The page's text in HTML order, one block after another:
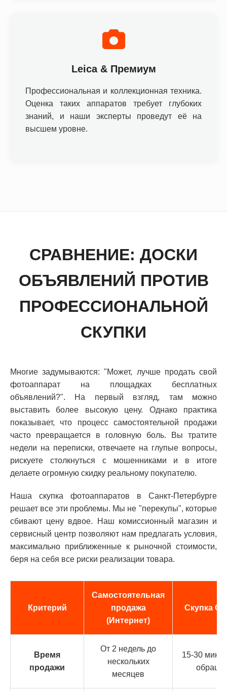
Leica & Премиум
Профессиональная и коллекционная техника.
Оценка таких аппаратов требует глубоких
знаний, и наши эксперты проведут её на
высшем уровне.
СРАВНЕНИЕ: ДОСКИ
ОБЪЯВЛЕНИЙ ПРОТИВ
ПРОФЕССИОНАЛЬНОЙ
СКУПКИ
Многие задумываются: "Может, лучше продать свой
фотоаппарат на площадках бесплатных
объявлений?". На первый взгляд, там можно
выставить более высокую цену. Однако практика
показывает, что процесс самостоятельной продажи
часто превращается в головную боль. Вы тратите
недели на переписки, отвечаете на глупые вопросы,
рискуете столкнуться с мошенниками и в итоге
делаете огромную скидку реальному покупателю.
Наша скупка фотоаппаратов в Санкт-Петербурге
решает все эти проблемы. Мы не "перекупы", которые
сбивают цену вдвое. Наш комиссионный магазин и
сервисный центр позволяют нам предлагать условия,
максимально приближенные к рыночной стоимости,
беря на себя все риски реализации товара.
Критерий
Самостоятельная
продажа
(Интернет)
Скупка
Время
продажи
От 2 недель до
нескольких
месяцев
15-30